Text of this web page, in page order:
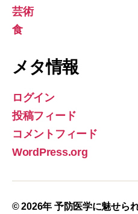
芸術
食
メタ情報
ログイン
投稿フィード
コメントフィード
WordPress.org
© 2026年 予防医学に魅せら